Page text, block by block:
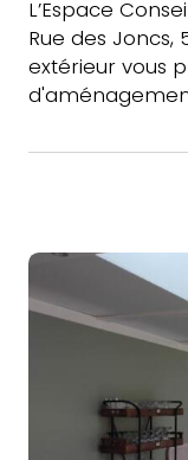
L’Espace
Rue des Joncs,
extérieur vous